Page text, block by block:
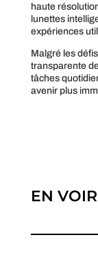
haute
lunettes
expériences
Malgré les
transparente
tâches
avenir plus
EN